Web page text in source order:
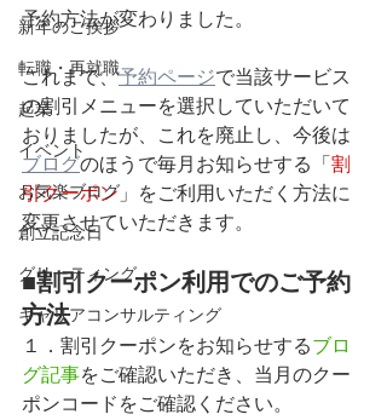
新年のご挨拶
転職・再就職
起業
イベント
お気楽ブログ
創立記念日
グリーティング
キャリアコンサルティング
予約方法が変わりました。
これまで、予約ページで当該サービス
の割引メニューを選択していただいて
おりましたが、これを廃止し、今後は
ブログのほうで毎月お知らせする「割
引クーポン」をご利用いただく方法に
変更させていただきます。
■割引クーポン利用でのご予約
方法
１．割引クーポンをお知らせするブロ
グ記事をご確認いただき、当月のクー
ポンコードをご確認ください。